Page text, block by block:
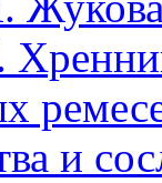
и